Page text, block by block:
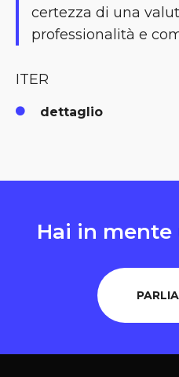
certezza di una
professionalità e
ITER
dettaglio
Hai in